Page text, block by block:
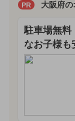
PR 大阪府
駐車場無料
なお子様